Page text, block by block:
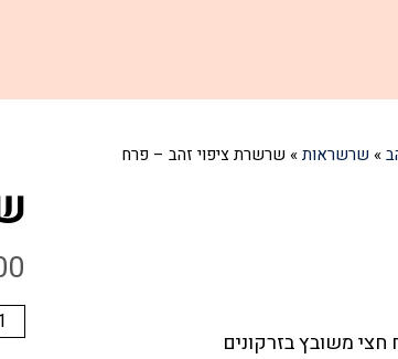
» שרשראות» שרשרת ציפוי זהב – פרח
משובץ בזרקונים